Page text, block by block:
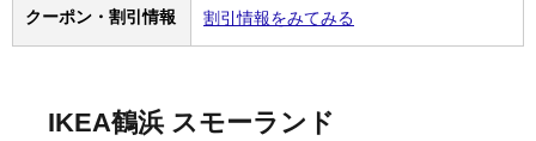
クーポン・割引情報 割引情報をみてみる
IKEA鶴浜 スモーランド